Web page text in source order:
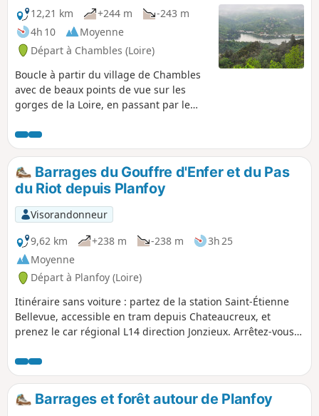
12,21 km
+244 m
-243 m
4h 10
Moyenne
Départ à Chambles (Loire)
Boucle à partir du village de Chambles
avec de beaux points de vue sur les
gorges de la Loire, en passant par le
Monts du Lyonnais, la plaine et les
Monts du Forez.
Barrages du Gouffre d'Enfer et du Pas
du Riot depuis Planfoy
Visorandonneur
9,62 km
+238 m -238 m
3h 25
Moyenne
Départ à Planfoy (Loire)
Itinéraire sans voiture : partez de la station Saint-Étienne
Bellevue, accessible en tram depuis Chateaucreux, et
prenez le car régional L14 direction Jonzieux. Arrêtez-vous à
notamment en semaine hors vacances scolaires, de
préférence privilégiez le matin.
Barrages et forêt autour de Planfoy